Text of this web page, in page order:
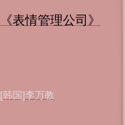
《表情管理公司》
[韩国]李万教